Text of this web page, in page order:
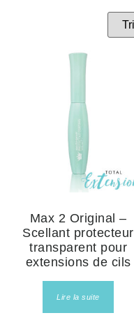
Max 2 Original –
Scellant protecteur
transparent pour
extensions de cils
Lire la suite